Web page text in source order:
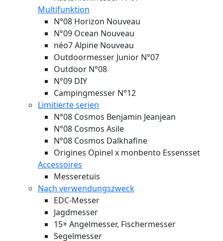
Multifunktion
N°08 Horizon Nouveau
N°09 Ocean Nouveau
néo7 Alpine Nouveau
Outdoormesser Junior N°07
Outdoor N°08
N°09 DIY
Campingmesser N°12
Limitierte serien
N°08 Cosmos Benjamin Jeanjean
N°08 Cosmos Asile
N°08 Cosmos Dalkhafine
Origines Opinel x monbento Essensset
Accessoires
Messeretuis
Nach verwendungszweck
EDC-Messer
Jagdmesser
15+ Angelmesser, Fischermesser
Segelmesser